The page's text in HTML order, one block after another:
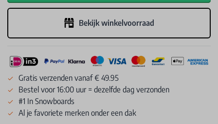
Bekijk winkelvoorraad
Gratis verzenden vanaf € 49.95
Bestel voor 16:00 uur = dezelfde dag verzonden
#1 In Snowboards
Al je favoriete merken onder een dak